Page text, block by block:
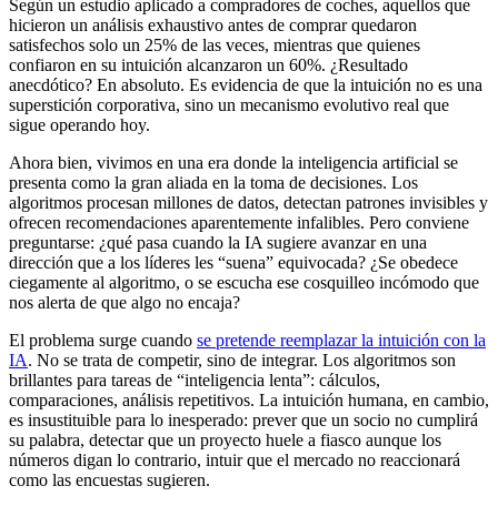
Según un estudio aplicado a compradores de coches, aquellos que
hicieron un análisis exhaustivo antes de comprar quedaron
satisfechos solo un 25% de las veces, mientras que quienes
confiaron en su intuición alcanzaron un 60%. ¿Resultado
anecdótico? En absoluto. Es evidencia de que la intuición no es una
superstición corporativa, sino un mecanismo evolutivo real que
sigue operando hoy.
Ahora bien, vivimos en una era donde la inteligencia artificial se
presenta como la gran aliada en la toma de decisiones. Los
algoritmos procesan millones de datos, detectan patrones invisibles y
ofrecen recomendaciones aparentemente infalibles. Pero conviene
preguntarse: ¿qué pasa cuando la IA sugiere avanzar en una
dirección que a los líderes les “suena” equivocada? ¿Se obedece
ciegamente al algoritmo, o se escucha ese cosquilleo incómodo que
nos alerta de que algo no encaja?
El problema surge cuando se pretende reemplazar la intuición con la
IA. No se trata de competir, sino de integrar. Los algoritmos son
brillantes para tareas de “inteligencia lenta”: cálculos,
comparaciones, análisis repetitivos. La intuición humana, en cambio,
es insustituible para lo inesperado: prever que un socio no cumplirá
su palabra, detectar que un proyecto huele a fiasco aunque los
números digan lo contrario, intuir que el mercado no reaccionará
como las encuestas sugieren.